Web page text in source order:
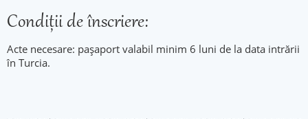
Condiţii de înscriere:
Acte necesare: pașaport valabil minim 6 luni de la data intrării
în Turcia.